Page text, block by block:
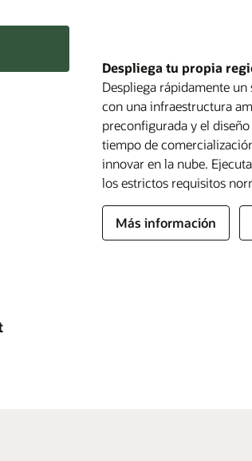
Despliega tu propia
Despliega rápidamente
con una infraestructura
preconfigurada y el
tiempo de
innovar en la nube.
los estrictos requisitos
Más información
sobre
OCI
Más información
sobre
Oracle
Alloy
Más información
sobre
Oracle
Sovereign
Más información
sobre
Oracle
Más información
sobre
Government
Cloud
Más información
sobre